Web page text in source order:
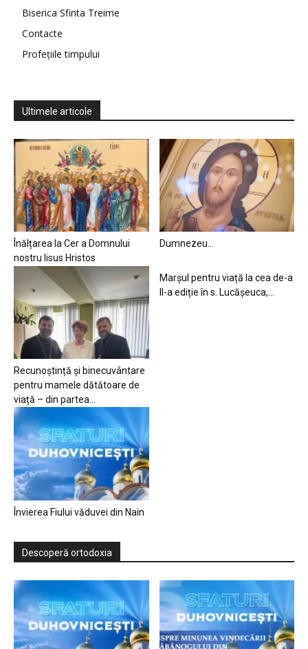
Biserica Sfinta Treime
Contacte
Profețiile timpului
Ultimele articole
Înălțarea la Cer a Domnului
nostru Iisus Hristos
Dumnezeu…
Recunoștință și binecuvântare
pentru mamele dătătoare de
viață – din partea...
Marșul pentru viață la cea de-a
II-a ediție în s. Lucășeuca,...
Învierea Fiului văduvei din Nain
Descoperă ortodoxia